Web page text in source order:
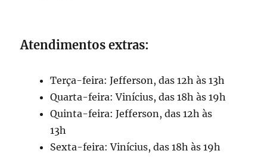
Atendimentos extras:
Terça-feira: Jefferson, das 12h às 13h
Quarta-feira: Vinícius, das 18h às 19h
Quinta-feira: Jefferson, das 12h às
13h
Sexta-feira: Vinícius, das 18h às 19h